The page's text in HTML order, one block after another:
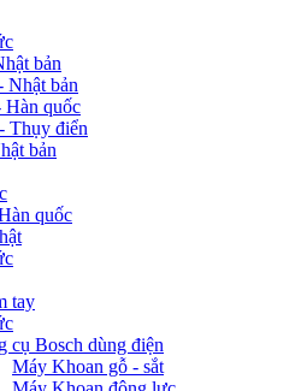
bản
Nhật bản
Hàn quốc
Thụy điển
bản
quốc
tay
cụ Bosch dùng điện
Máy Khoan gỗ - sắt